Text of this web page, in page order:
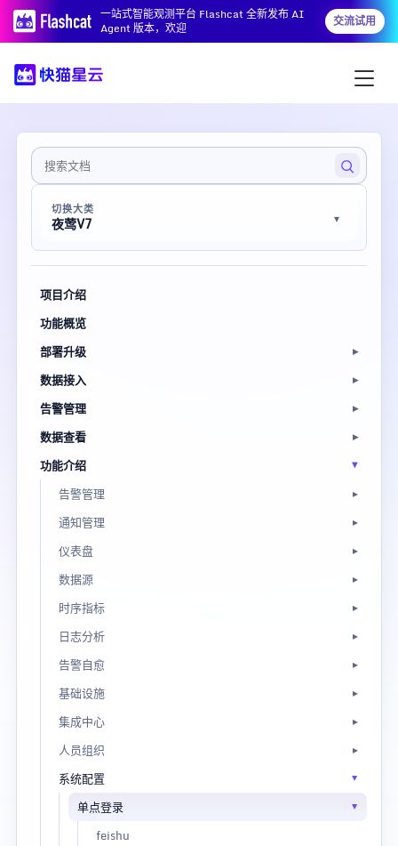
一站式智能观测平台 Flashcat 全新发布 AI
Agent 版本，欢迎
交流试用
切换大类
夜莺V7
项目介绍
功能概览
部署升级
数据接入
告警管理
数据查看
功能介绍
告警管理
通知管理
仪表盘
数据源
时序指标
日志分析
告警自愈
基础设施
集成中心
人员组织
系统配置
单点登录
feishu